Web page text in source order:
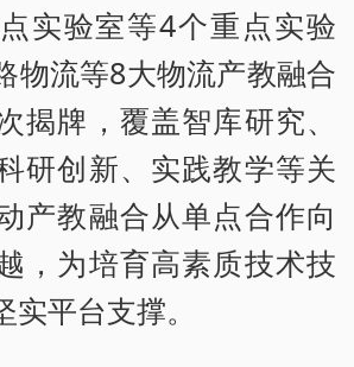
实验室等4个重点实验
物流等8大物流产教融合
揭牌，覆盖智库研究、
研创新、实践教学等关
产教融合从单点合作向
，为培育高素质技术技
平台支撑。